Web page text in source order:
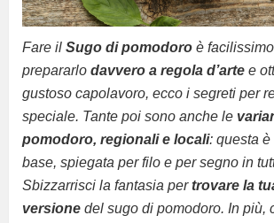
Fare il Sugo di pomodoro è
prepararlo davvero a regola d’arte e
gustoso capolavoro, ecco i segreti per
speciale. Tante poi sono anche le
pomodoro, regionali e locali: questa è
base, spiegata per filo e per segno in
Sbizzarrisci la fantasia pertrovare la
versione del sugo di pomodoro. In più,